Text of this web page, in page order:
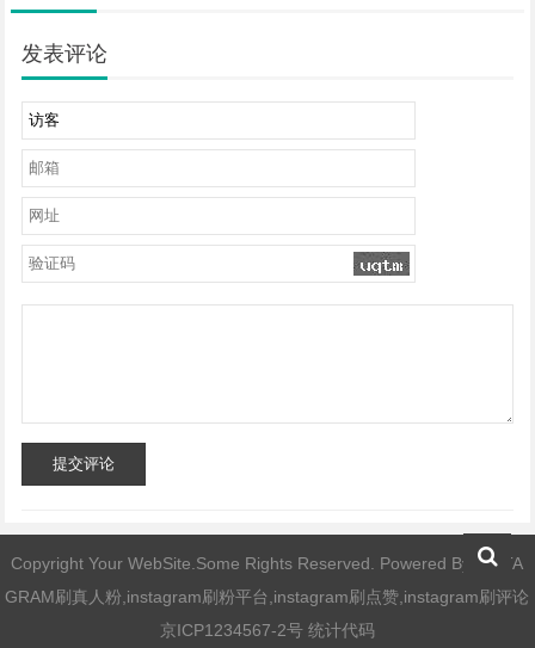
发表评论
提交评论
Copyright Your WebSite.Some Rights Reserved. Powered By INSTA
GRAM刷真人粉,instagram刷粉平台,instagram刷点赞,instagram刷评论
京ICP1234567-2号 统计代码